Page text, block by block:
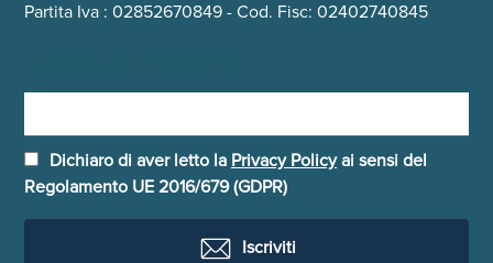
Partita Iva : 02852670849 - Cod. Fisc: 02402740845
Dichiaro di aver letto la Privacy Policyai sensi del
Regolamento UE 2016/679 (GDPR)
Iscriviti